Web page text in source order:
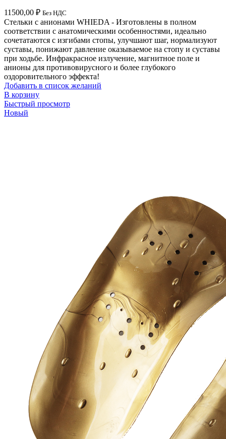
11500,00 ₽ Без НДС
Стельки с анионами WHIEDA - Изготовлены в полном
соответствии с анатомическими особенностями, идеально
сочетатаются с изгибами стопы, улучшают шаг, нормализуют
суставы, понижают давление оказываемое на стопу и суставы
при ходьбе. Инфракрасное излучение, магнитное поле и
анионы для противовирусного и более глубокого
оздоровительного эффекта!
Добавить в список желаний
В корзину
Быстрый просмотр
Новый